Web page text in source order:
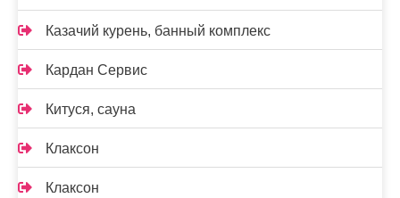
Казачий курень, банный комплекс
Кардан Сервис
Китуся, сауна
Клаксон
Клаксон